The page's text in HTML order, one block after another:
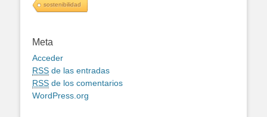
sostenibilidad
Meta
Acceder
RSS de las entradas
RSS de los comentarios
WordPress.org